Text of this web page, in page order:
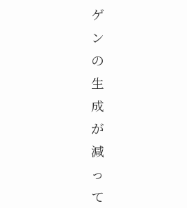
ゲ
ン
の
生
成
が
減
っ
て